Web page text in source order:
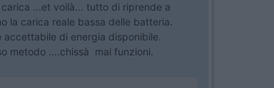
...et voilà... tutto di riprende a
la carica reale bassa delle batteria.
di energia disponibile.
metodo ....chissà mai funzioni.